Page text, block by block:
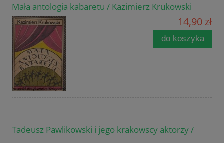
Mała antologia kabaretu / Kazimierz Krukowski
14,90 zł
do koszyka
Tadeusz Pawlikowski i jego krakowscy aktorzy /